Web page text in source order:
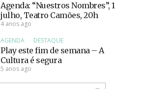
Agenda: “Nuestros Nombres”, 1
julho, Teatro Camões, 20h
4 anos ago
AGENDA
DESTAQUE
Play este fim de semana – A
Cultura é segura
5 anos ago